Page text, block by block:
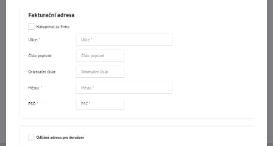
Facebook
Potřebujete poradit s objednávkou?
Kontaktujte nás:
+420 577 523 563